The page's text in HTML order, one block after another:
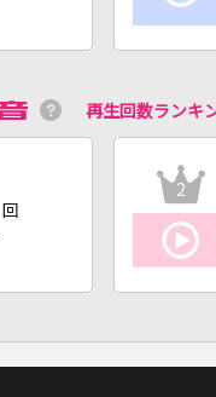
再生回数ランキ
回
2